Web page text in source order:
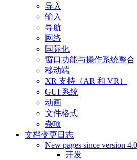
导入
输入
导航
网络
国际化
窗口功能与操作系统整合
移动端
XR 支持（AR 和 VR）
GUI 系统
动画
文件格式
杂项
文档变更日志
New pages since version 4.0
开发